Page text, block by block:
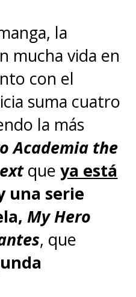
la
mucha vida en
con el
suma cuatro
la más
Academia the
queya está
una serie
My Hero
, que